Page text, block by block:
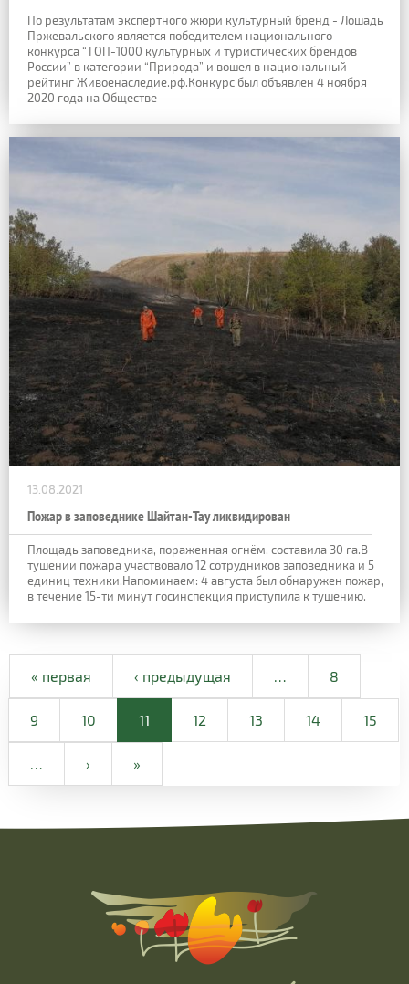
По результатам экспертного жюри культурный бренд - Лошадь
Пржевальского является победителем национального
конкурса “ТОП-1000 культурных и туристических брендов
России” в категории “Природа” и вошел в национальный
рейтинг Живоенаследие.рф.Конкурс был объявлен 4 ноября
2020 года на Обществе
13.08.2021
Пожар в заповеднике Шайтан-Тау ликвидирован
Площадь заповедника, пораженная огнём, составила 30 га.В
тушении пожара участвовало 12 сотрудников заповедника и 5
единиц техники.Напоминаем: 4 августа был обнаружен пожар,
в течение 15-ти минут госинспекция приступила к тушению.
« первая ‹ предыдущая … 8
9 10 11 12 13 14 15
… › »